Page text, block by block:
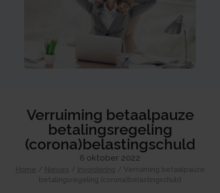
Verruiming betaalpauze
betalingsregeling
(corona)belastingschuld
6 oktober 2022
Home / Nieuws / Invordering / Verruiming betaalpauze
betalingsregeling (corona)belastingschuld